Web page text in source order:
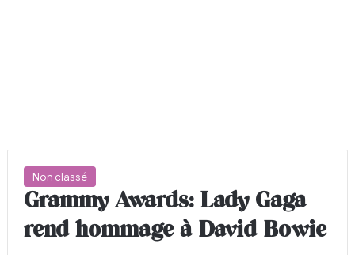
Non classé
Grammy Awards: Lady Gaga
rend hommage à David Bowie